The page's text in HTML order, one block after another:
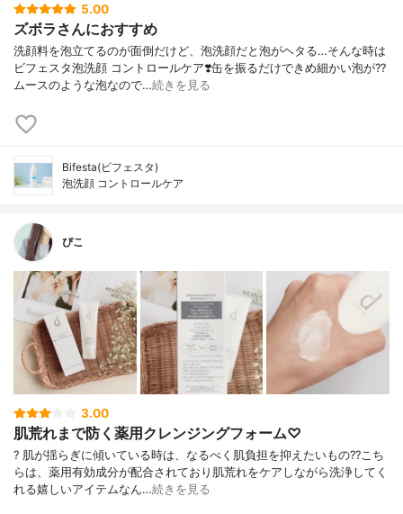
5.00
ズボラさんにおすすめ
洗顔料を泡立てるのが面倒だけど、泡洗顔だと泡がヘタる…そんな時は
ビフェスタ泡洗顔 コントロールケア❣️缶を振るだけできめ細かい泡が?‍?️
ムースのような泡なので…続きを見る
Bifesta(ビフェスタ)
泡洗顔 コントロールケア
ぴこ
3.00
肌荒れまで防く薬用クレンジングフォーム♡
? 肌が揺らぎに傾いている時は、なるべく肌負担を抑えたいもの?? こち
らは、薬用有効成分が配合されており肌荒れをケアしながら洗浄してく
れる嬉しいアイテムなん…続きを見る